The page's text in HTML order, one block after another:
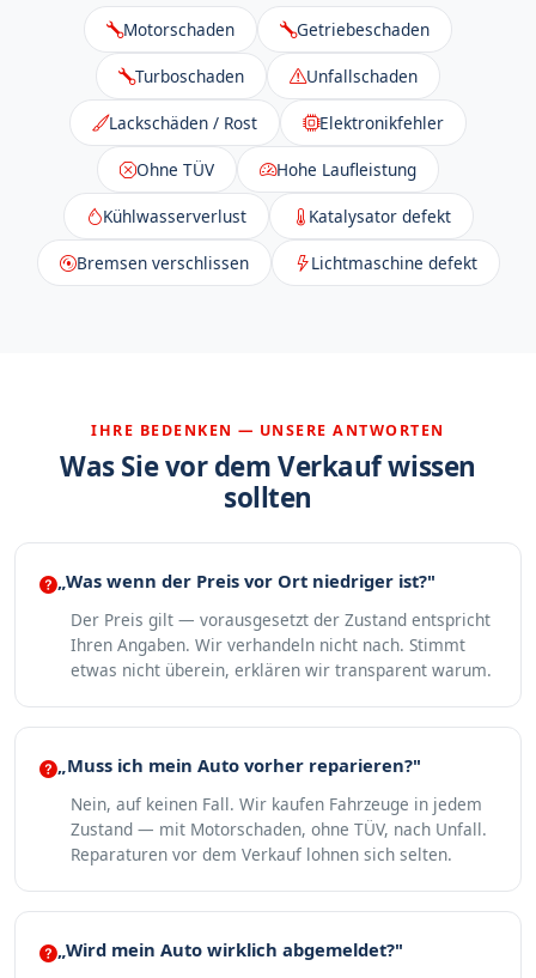
Motorschaden Getriebeschaden
Turboschaden Unfallschaden
Lackschäden / Rost Elektronikfehler
Ohne TÜV Hohe Laufleistung
Kühlwasserverlust Katalysator defekt
Bremsen verschlissen Lichtmaschine defekt
IHRE BEDENKEN — UNSERE ANTWORTEN
Was Sie vor dem Verkauf wissen
sollten
„Was wenn der Preis vor Ort niedriger ist?"
Der Preis gilt — vorausgesetzt der Zustand entspricht
Ihren Angaben. Wir verhandeln nicht nach. Stimmt
etwas nicht überein, erklären wir transparent warum.
„Muss ich mein Auto vorher reparieren?"
Nein, auf keinen Fall. Wir kaufen Fahrzeuge in jedem
Zustand — mit Motorschaden, ohne TÜV, nach Unfall.
Reparaturen vor dem Verkauf lohnen sich selten.
„Wird mein Auto wirklich abgemeldet?"